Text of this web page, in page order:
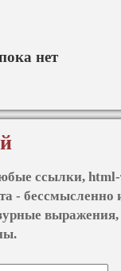
нет
ссылки,
- бессмысленно